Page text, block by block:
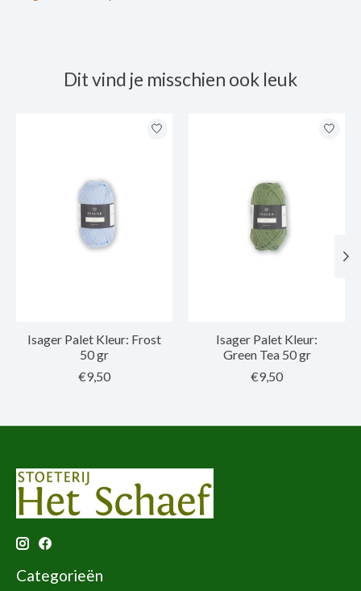
Dit vind je misschien ook leuk
Items van productcarrousel
Isager Palet Kleur: Frost
50 gr
€9,50
Isager Palet Kleur:
Green Tea 50 gr
€9,50
Categorieën